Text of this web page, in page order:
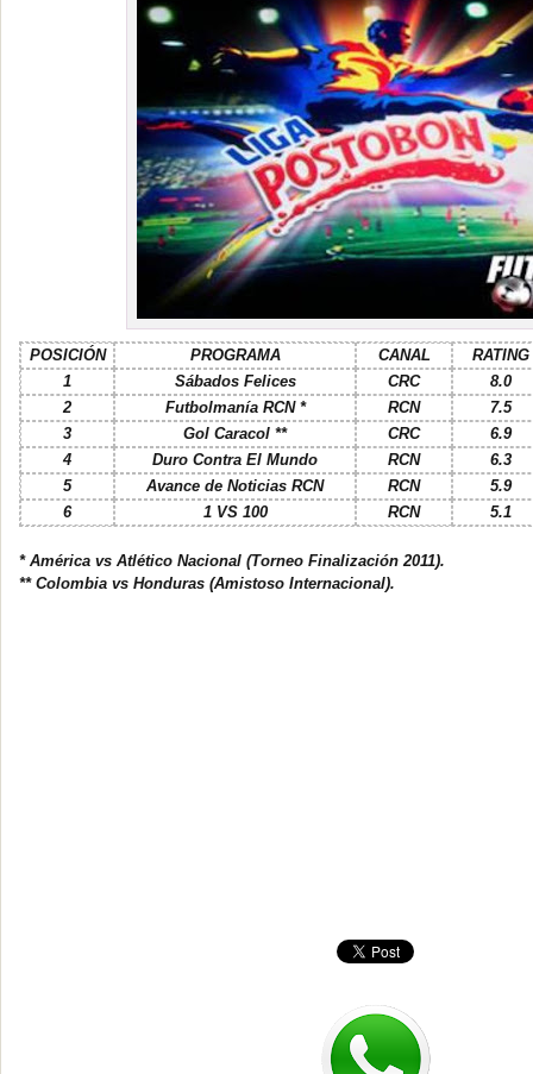
POSICIÓN PROGRAMA CANAL
RATING
1
Sábados Felices CRC
8.0
2
Futbolmanía RCN * RCN
7.5
3
Gol Caracol ** CRC
6.9
4
Duro Contra El Mundo RCN
6.3
5
Avance de Noticias RCN RCN
5.9
6
1 VS 100 RCN 5.1
* América vs Atlético Nacional (Torneo Finalización 2011).
** Colombia vs Honduras (Amistoso Internacional).